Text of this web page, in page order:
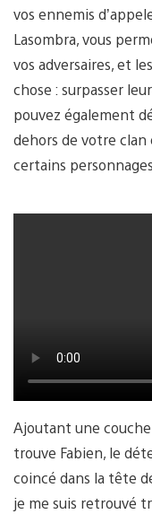
vos ennemis
Lasombra, vous
vos adversaires, et
chose : surpasser
pouvez également
dehors de votre clan
certains personnages.
Ajoutant une
trouve Fabien, le
coincé dans la tête
je me suis retrouvé